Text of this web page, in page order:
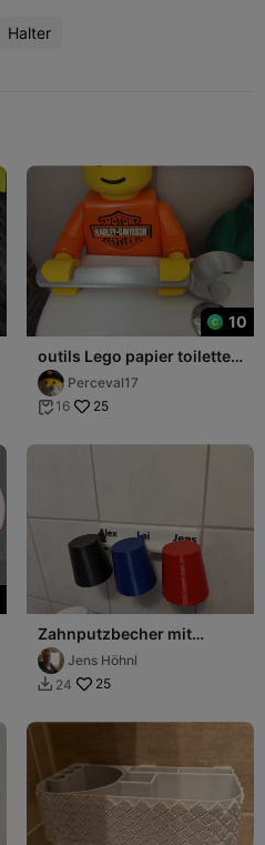
Halter
10
outils Lego papier toilette /
Lego toilet holder
Perceval17
 16 25
Zahnputzbecher mit
Wandhalterung
Jens Höhnl
 24 25